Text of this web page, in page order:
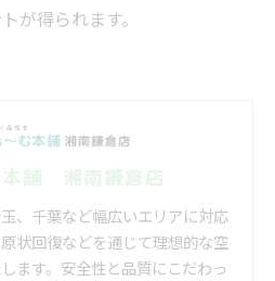
が得られます。
本舗 湘南鎌倉店
、千葉など幅広いエリアに対応
状回復などを通じて理想的な空
ます。安全性と品質にこだわっ